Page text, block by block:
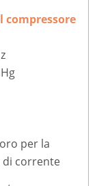
compressore
per la
di corrente